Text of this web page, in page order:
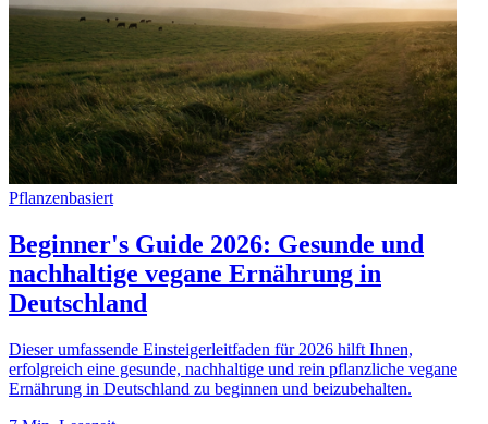
Pflanzenbasiert
Beginner's Guide 2026: Gesunde und
nachhaltige vegane Ernährung in
Deutschland
Dieser umfassende Einsteigerleitfaden für 2026 hilft Ihnen,
erfolgreich eine gesunde, nachhaltige und rein pflanzliche vegane
Ernährung in Deutschland zu beginnen und beizubehalten.